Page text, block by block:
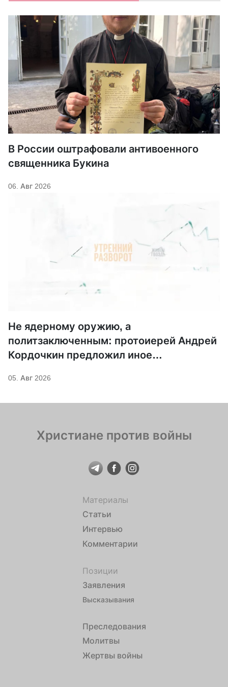
В России оштрафовали антивоенного
священника Букина
06. Авг 2026
Не ядерному оружию, а
политзаключенным: протоиерей Андрей
Кордочкин предложил иное
Саровского
05. Авг 2026
Христиане против войны
Материалы
Статьи
Интервью
Комментарии
Позиции
Заявления
Высказывания
Преследования
Молитвы
Жертвы войны